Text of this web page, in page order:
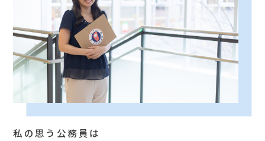
私の思う公務員は